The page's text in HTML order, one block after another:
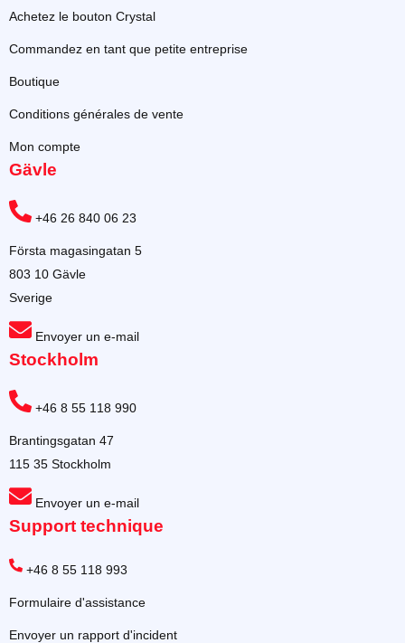
Achetez le bouton Crystal
Commandez en tant que petite entreprise
Boutique
Conditions générales de vente
Mon compte
Gävle
+46 26 840 06 23
Första magasingatan 5
803 10 Gävle
Sverige
Envoyer un e-mail
Stockholm
+46 8 55 118 990
Brantingsgatan 47
115 35 Stockholm
Envoyer un e-mail
Support technique
+46 8 55 118 993
Formulaire d'assistance
Envoyer un rapport d'incident